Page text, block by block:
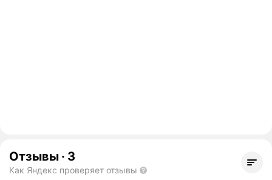
Отзывы · 3
Как Яндекс проверяет отзывы